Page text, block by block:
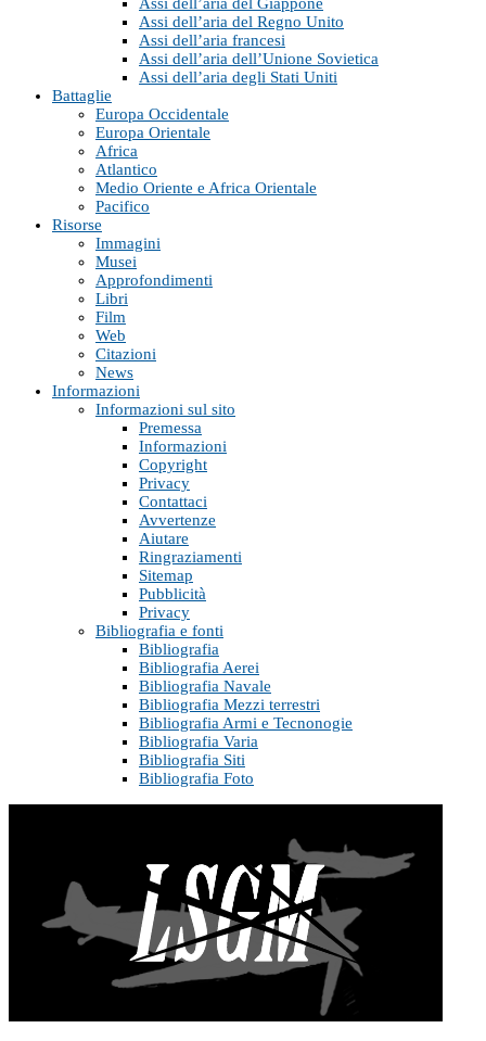
Assi dell’aria del Giappone
Assi dell’aria del Regno Unito
Assi dell’aria francesi
Assi dell’aria dell’Unione Sovietica
Assi dell’aria degli Stati Uniti
Battaglie
Europa Occidentale
Europa Orientale
Africa
Atlantico
Medio Oriente e Africa Orientale
Pacifico
Risorse
Immagini
Musei
Approfondimenti
Libri
Film
Web
Citazioni
News
Informazioni
Informazioni sul sito
Premessa
Informazioni
Copyright
Privacy
Contattaci
Avvertenze
Aiutare
Ringraziamenti
Sitemap
Pubblicità
Privacy
Bibliografia e fonti
Bibliografia
Bibliografia Aerei
Bibliografia Navale
Bibliografia Mezzi terrestri
Bibliografia Armi e Tecnonogie
Bibliografia Varia
Bibliografia Siti
Bibliografia Foto